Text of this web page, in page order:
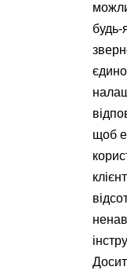
будь-
щоб